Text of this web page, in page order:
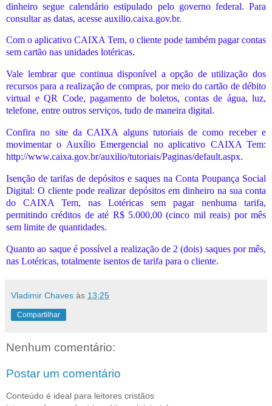
dinheiro segue calendário estipulado pelo governo federal. Para
consultar as datas, acesse auxilio.caixa.gov.br.
Com o aplicativo CAIXA Tem, o cliente pode também pagar contas
sem cartão nas unidades lotéricas.
Vale lembrar que continua disponível a opção de utilização dos
recursos para a realização de compras, por meio do cartão de débito
virtual e QR Code, pagamento de boletos, contas de água, luz,
telefone, entre outros serviços, tudo de maneira digital.
Confira no site da CAIXA alguns tutoriais de como receber e
movimentar o Auxílio Emergencial no aplicativo CAIXA Tem:
http://www.caixa.gov.br/auxilio/tutoriais/Paginas/default.aspx.
Isenção de tarifas de depósitos e saques na Conta Poupança Social
Digital: O cliente pode realizar depósitos em dinheiro na sua conta
do CAIXA Tem, nas Lotéricas sem pagar nenhuma tarifa,
permitindo créditos de até R$ 5.000,00 (cinco mil reais) por mês
sem limite de quantidades.
Quanto ao saque é possível a realização de 2 (dois) saques por mês,
nas Lotéricas, totalmente isentos de tarifa para o cliente.
Vladimir Chaves às 13:25
Compartilhar
Nenhum comentário:
Postar um comentário
Conteúdo é ideal para leitores cristãos